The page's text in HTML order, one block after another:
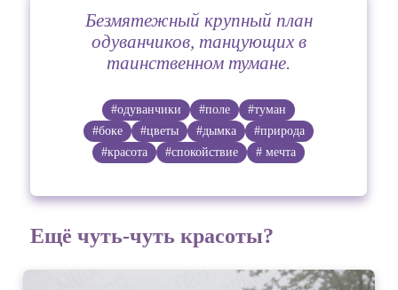
Безмятежный крупный план
одуванчиков, танцующих в
таинственном тумане.
#одуванчики #поле
#туман
#боке
#цветы #дымка
#природа
#красота
#спокойствие # мечта
Ещё чуть-чуть красоты?